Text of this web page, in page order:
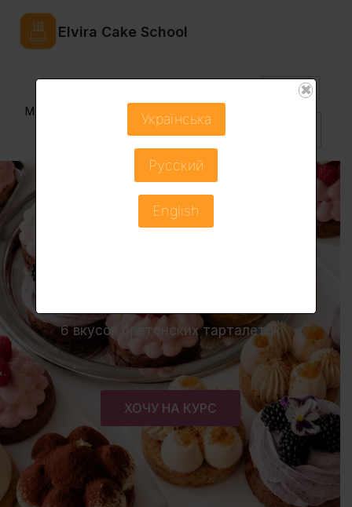
Elvira Cake School
Menu
КУРС
6 вкусов бретонских тарталеток
ХОЧУ НА КУРС
Українська
Русский
English
✖